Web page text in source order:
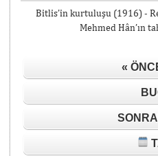
Bitlis’in kurtuluşu (1916) -
Mehmed Hân’ın
«